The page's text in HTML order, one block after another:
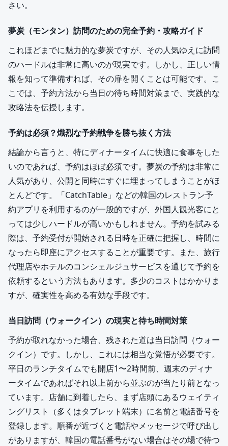
さい。
夢炭（モンタン）訪問のための完全予約・攻略ガイド
これほどまでに魅力的な夢炭ですが、その人気ゆえに訪問
のハードルは非常に高いのが現実です。しかし、正しい情
報を知って準備すれば、その扉を開くことは可能です。こ
こでは、予約方法から当日の待ち時間対策まで、実践的な
攻略法を伝授します。
予約は必須？熾烈な予約戦争を勝ち抜く方法
結論から言うと、特にディナータイムに快適に食事をした
いのであれば、予約はほぼ必須です。夢炭の予約は非常に
人気があり、公開と同時にすぐに埋まってしまうことがほ
とんどです。「CatchTable」などの韓国のレストラン予
約アプリを利用するのが一般的ですが、外国人観光客にと
っては少しハードルが高いかもしれません。予約を試みる
際は、予約受付が開始される日時を正確に把握し、時間に
なったら即座にアクセスすることが重要です。また、旅行
代理店やホテルのコンシェルジュサービスを通じて予約を
依頼するという方法もあります。多少のコストはかかりま
すが、確実性を高める有効な手段です。
当日訪問（ウォークイン）の現実と待ち時間対策
予約が取れなかった場合、残された道は当日訪問（ウォー
クイン）です。しかし、これには相当な覚悟が必要です。
平日のランチタイムでも開店1〜2時間前、週末のディナ
ータイムであればそれ以上前から並ぶのが当たり前となっ
ています。店舗に到着したら、まず店頭にあるウェイティ
ングリスト（多くはタブレット端末）に名前と電話番号を
登録します。順番が近づくと電話やメッセージで呼び出し
がありますが、韓国の電話番号がない場合はその場で待つ